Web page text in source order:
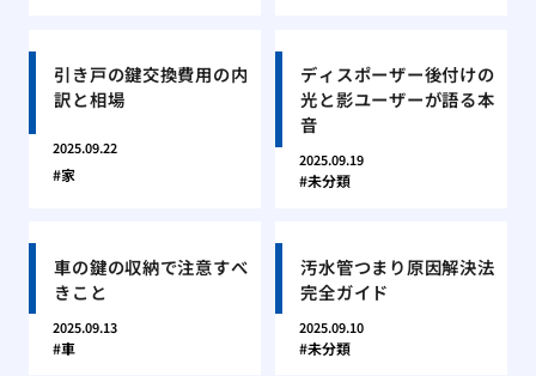
引き戸の鍵交換費用の内
訳と相場
2025.09.22
家
ディスポーザー後付けの
光と影ユーザーが語る本
音
2025.09.19
未分類
車の鍵の収納で注意すべ
きこと
2025.09.13
車
汚水管つまり原因解決法
完全ガイド
2025.09.10
未分類